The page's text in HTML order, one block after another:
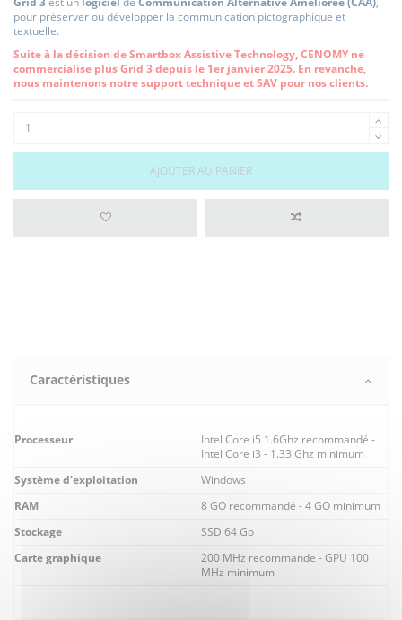
pour préserver ou développer la communication pictographique et
textuelle.
Suite à la décision de Smartbox Assistive Technology, CENOMY ne
commercialise plus Grid 3 depuis le 1er janvier 2025. En revanche,
nous maintenons notre support technique et SAV pour nos clients.
AJOUTER AU PANIER
Caractéristiques
Processeur
Intel Core i5 1.6Ghz recommandé -
Intel Core i3 - 1.33 Ghz minimum
Système d'exploitation
Windows
RAM
8 GO recommandé - 4 GO minimum
Stockage
SSD 64 Go
Carte graphique
200 MHz recommande - GPU 100
MHz minimum